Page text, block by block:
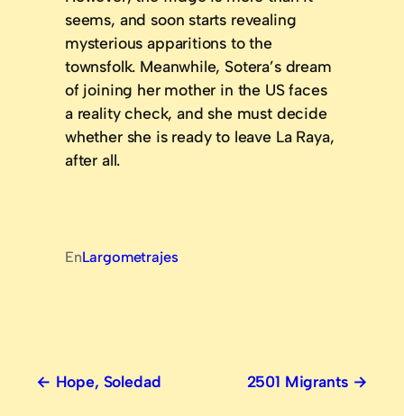
seems, and soon starts revealing
mysterious apparitions to the
townsfolk. Meanwhile, Sotera’s dream
of joining her mother in the US faces
a reality check, and she must decide
whether she is ready to leave La Raya,
after all.
EnLargometrajes
Hope, Soledad 2501 Migrants